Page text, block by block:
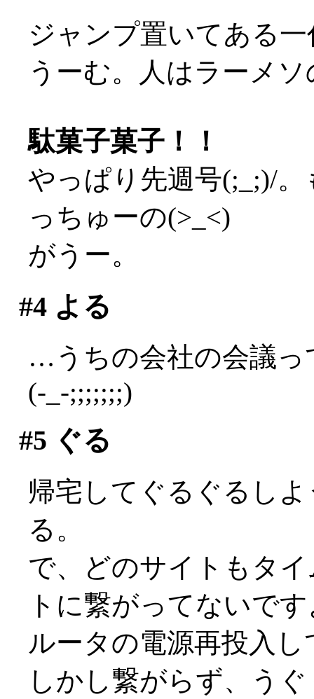
ジャンプ置いてある
うーむ。人はラーメ
駄菓子菓子！！
やっぱり先週号(;_;)/
っちゅーの(>_<)
がうー。
#4よる
…うちの会社の会議っ
(-_-;;;;;;;)
#5 ぐる
帰宅してぐるぐるし
る。
で、どのサイトもタ
トに繋がってないで
ルータの電源再投入
しかし繋がらず、う